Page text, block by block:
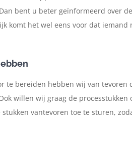
bent u beter geïnformeerd over
komt het wel eens voor dat iemand
te bereiden hebben wij van
willen wij graag de
vantevoren toe te sturen,